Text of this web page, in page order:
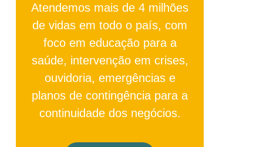
Atendemos mais de 4 milhões
de vidas em todo o país, com
foco em educação para a
saúde, intervenção em crises,
ouvidoria, emergências e
planos de contingência para a
continuidade dos negócios.